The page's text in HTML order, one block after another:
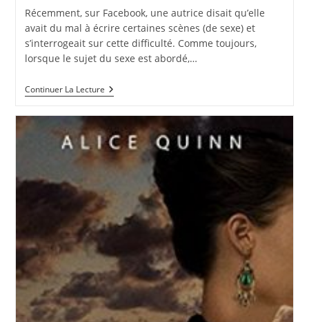
la
publication :
Récemment, sur Facebook, une autrice disait qu’elle
avait du mal à écrire certaines scènes (de sexe) et
s’interrogeait sur cette difficulté. Comme toujours,
lorsque le sujet du sexe est abordé,…
Continuer La LectureLe
Sexe
Mort